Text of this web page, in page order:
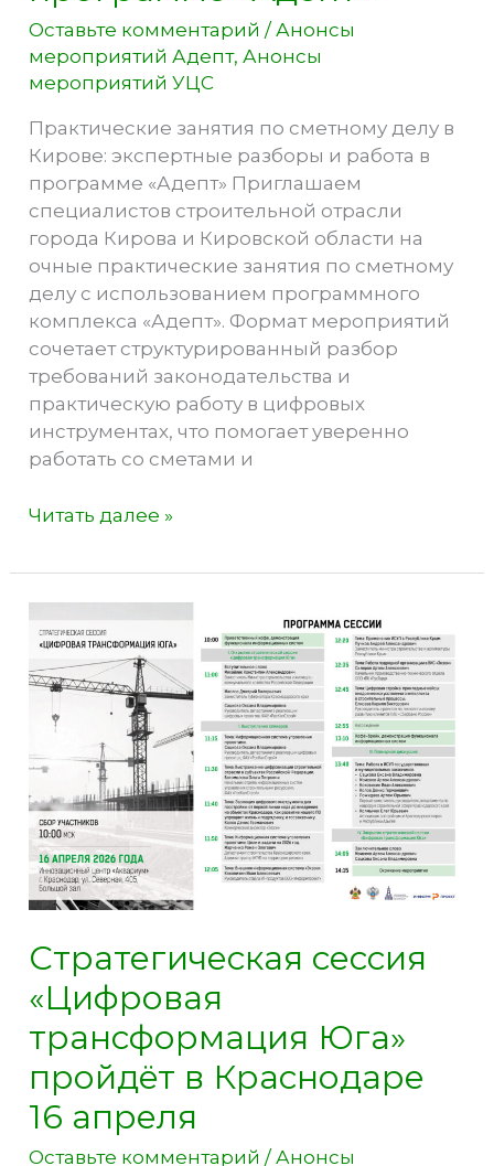
Оставьте комментарий /Анонсы
мероприятий Адепт,Анонсы
мероприятий УЦС
Практические занятия по сметному делу в
Кирове: экспертные разборы и работа в
программе «Адепт» Приглашаем
специалистов строительной отрасли
города Кирова и Кировской области на
очные практические занятия по сметному
делу с использованием программного
комплекса «Адепт». Формат мероприятий
сочетает структурированный разбор
требований законодательства и
практическую работу в цифровых
инструментах, что помогает уверенно
работать со сметами и
Практические
по
Кирове:
экспертные
разборы
и
работа
в
программе
«Адепт»
Читать далее »
Стратегическая сессия
«Цифровая
трансформация Юга»
пройдёт в Краснодаре
16 апреля
Оставьте комментарий /Анонсы